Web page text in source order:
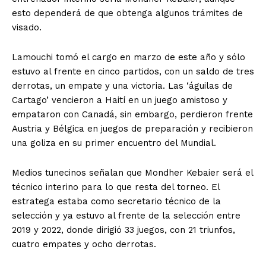
esto dependerá de que obtenga algunos trámites de
visado.
Lamouchi tomó el cargo en marzo de este año y sólo
estuvo al frente en cinco partidos, con un saldo de tres
derrotas, un empate y una victoria. Las ‘águilas de
Cartago’ vencieron a Haití en un juego amistoso y
empataron con Canadá, sin embargo, perdieron frente
Austria y Bélgica en juegos de preparación y recibieron
una goliza en su primer encuentro del Mundial.
Medios tunecinos señalan que Mondher Kebaier será el
técnico interino para lo que resta del torneo. El
estratega estaba como secretario técnico de la
selección y ya estuvo al frente de la selección entre
2019 y 2022, donde dirigió 33 juegos, con 21 triunfos,
cuatro empates y ocho derrotas.